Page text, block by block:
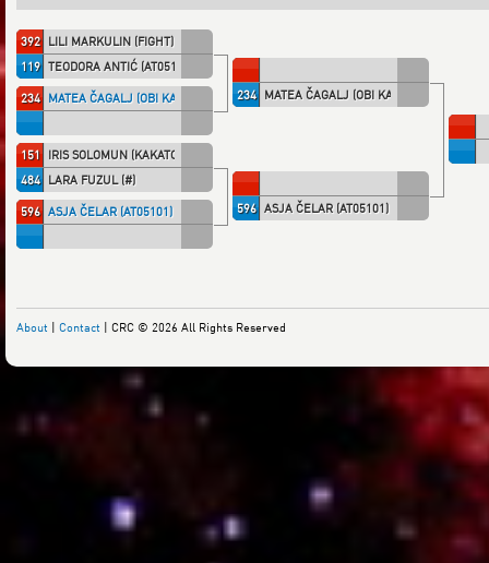
392
LILI MARKULIN (FIGHT)
119 TEODORA ANTIĆ (AT05101)
234 MATEA ČAGALJ (OBI KAŠ)
151
IRIS SOLOMUN (KAKATO)
484
LARA FUZUL (#)
596 ASJA ČELAR (AT05101)
234 MATEA ČAGALJ (OBI KAŠ)
596 ASJA ČELAR (AT05101)
About | Contact | CRC © 2026 All Rights Reserved